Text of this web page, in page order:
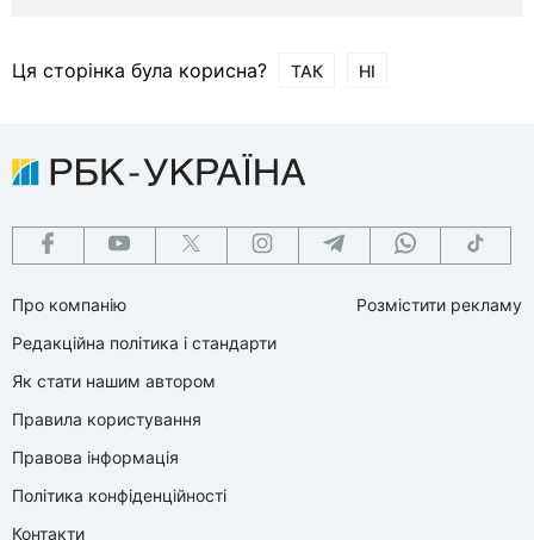
Ця сторінка була корисна? ТАК НІ
Про компанію
Редакційна політика і стандарти
Як стати нашим автором
Правила користування
Правова інформація
Політика конфіденційності
Контакти
Розмістити рекламу